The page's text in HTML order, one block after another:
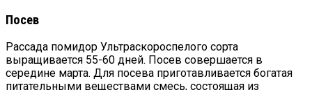
Посев
Рассада помидор Ультраскороспелого сорта
выращивается 55-60 дней. Посев совершается в
середине марта. Для посева приготавливается богатая
питательными веществами смесь, состоящая из